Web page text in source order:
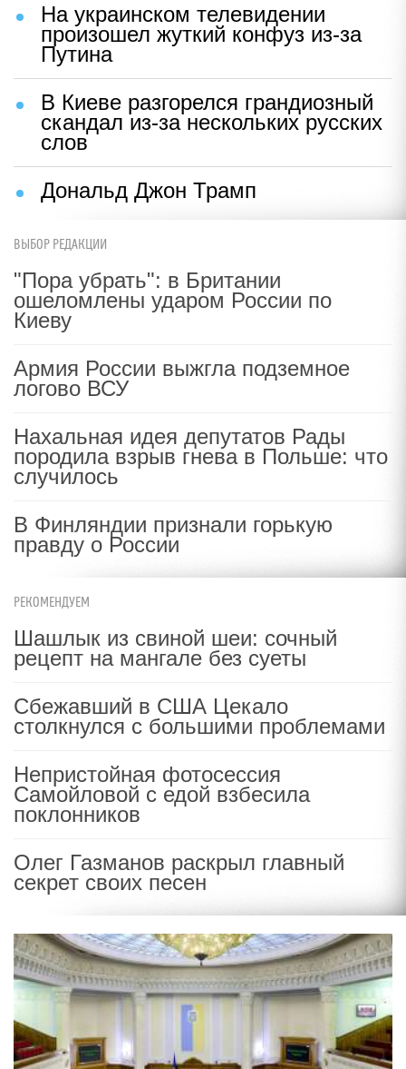
На украинском телевидении
произошел жуткий конфуз из-за
Путина
В Киеве разгорелся грандиозный
скандал из-за нескольких русских
слов
Дональд Джон Трамп
ВЫБОР РЕДАКЦИИ
"Пора убрать": в Британии
ошеломлены ударом России по
Киеву
Армия России выжгла подземное
логово ВСУ
Нахальная идея депутатов Рады
породила взрыв гнева в Польше: что
случилось
В Финляндии признали горькую
правду о России
РЕКОМЕНДУЕМ
Шашлык из свиной шеи: сочный
рецепт на мангале без суеты
Сбежавший в США Цекало
столкнулся с большими проблемами
Непристойная фотосессия
Самойловой с едой взбесила
поклонников
Олег Газманов раскрыл главный
секрет своих песен